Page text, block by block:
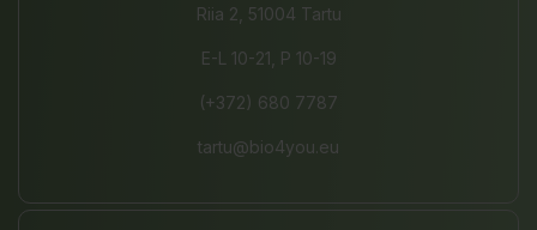
Riia 2, 51004 Tartu
E-L 10-21, P 10-19
(+372) 680 7787
tartu@bio4you.eu